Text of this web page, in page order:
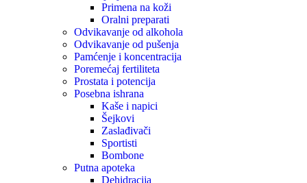
Primena na koži
Oralni preparati
Odvikavanje od alkohola
Odvikavanje od pušenja
Pamćenje i koncentracija
Poremećaj fertiliteta
Prostata i potencija
Posebna ishrana
Kaše i napici
Šejkovi
Zaslađivači
Sportisti
Bombone
Putna apoteka
Dehidracija